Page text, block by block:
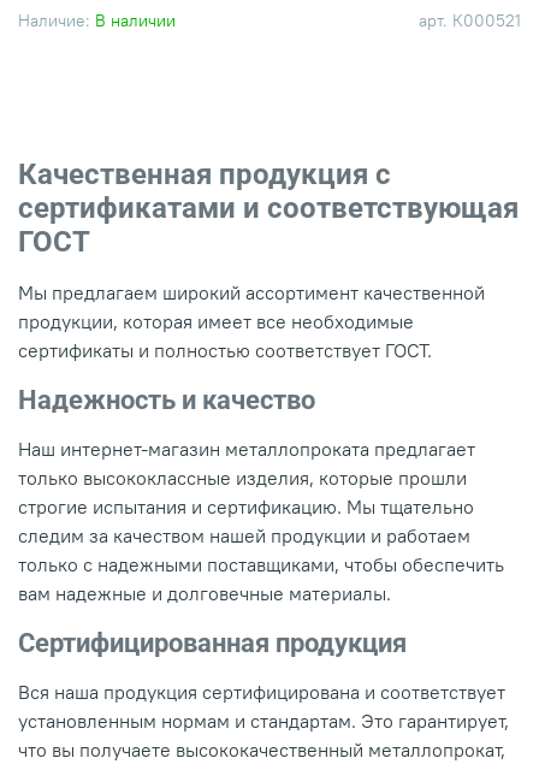
арт. К000521
Наличие: В наличии
Качественная продукция с
сертификатами и соответствующая
ГОСТ
Мы предлагаем широкий ассортимент качественной
продукции, которая имеет все необходимые
сертификаты и полностью соответствует ГОСТ.
Надежность и качество
Наш интернет-магазин металлопроката предлагает
только высококлассные изделия, которые прошли
строгие испытания и сертификацию. Мы тщательно
следим за качеством нашей продукции и работаем
только с надежными поставщиками, чтобы обеспечить
вам надежные и долговечные материалы.
Сертифицированная продукция
Вся наша продукция сертифицирована и соответствует
установленным нормам и стандартам. Это гарантирует,
что вы получаете высококачественный металлопрокат,